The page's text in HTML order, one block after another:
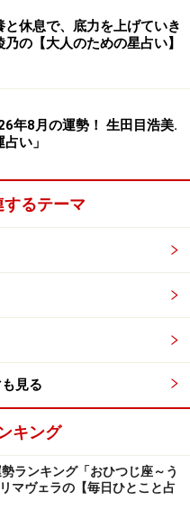
人のための星占い】
10月24日～11月22
し遠出すると良い出会い
人のための星占い】
月19日～3月20日生
信頼と尊敬を集める暗
人のための星占い】
休息で、底力を上げていき
の【大人のための星占い】
年8月の運勢！ 生田目浩美.
い」
るテーマ
見る
キング
ランキング「おひつじ座～う
マヴェラの【毎日ひとこと占